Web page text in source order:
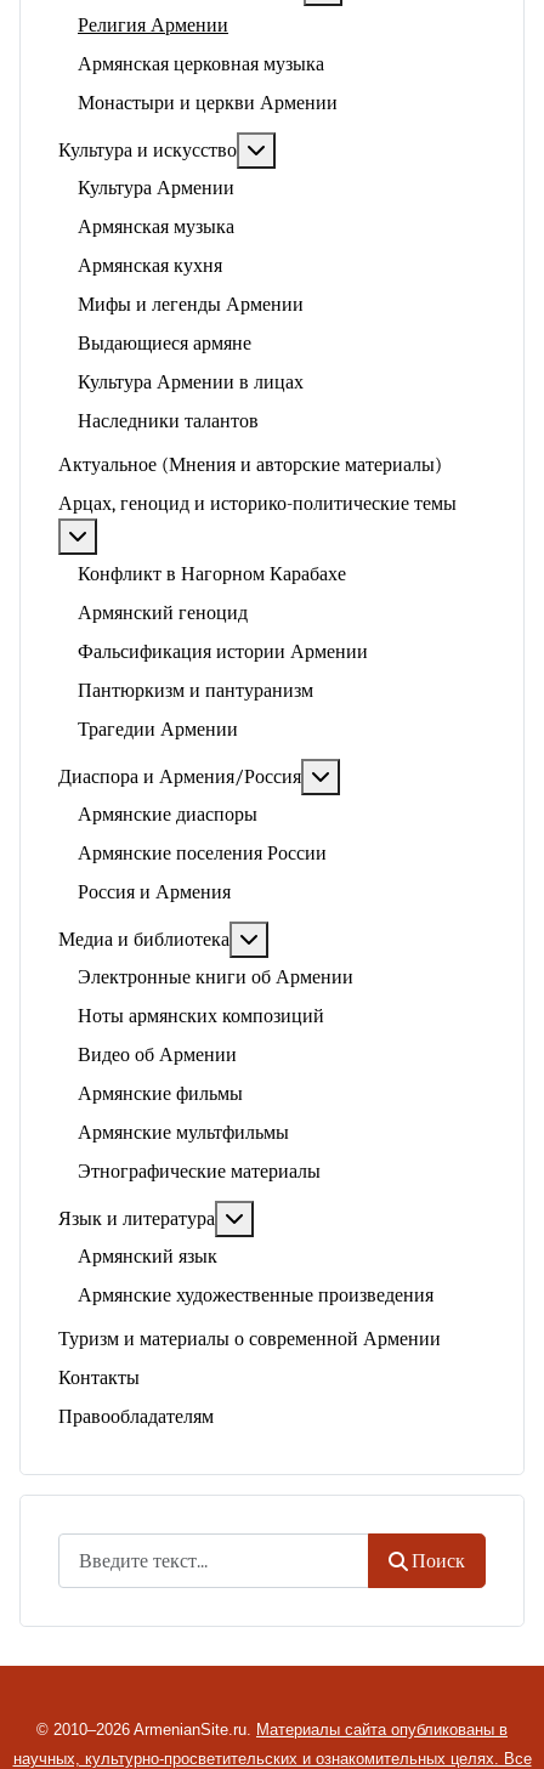
Религия Армении
Армянская церковная музыка
Монастыри и церкви Армении
Культура и искусство
Культура Армении
Армянская музыка
Армянская кухня
Мифы и легенды Армении
Выдающиеся армяне
Культура Армении в лицах
Наследники талантов
Актуальное (Мнения и авторские материалы)
Арцах, геноцид и историко-политические темы
Конфликт в Нагорном Карабахе
Армянский геноцид
Фальсификация истории Армении
Пантюркизм и пантуранизм
Трагедии Армении
Диаспора и Армения/Россия
Армянские диаспоры
Армянские поселения России
Россия и Армения
Медиа и библиотека
Электронные книги об Армении
Ноты армянских композиций
Видео об Армении
Армянские фильмы
Армянские мультфильмы
Этнографические материалы
Язык и литература
Армянский язык
Армянские художественные произведения
Туризм и материалы о современной Армении
Контакты
Правообладателям
Поиск
© 2010–2026 ArmenianSite.ru. Материалы сайта опубликованы в
научных, культурно-просветительских и ознакомительных целях. Все